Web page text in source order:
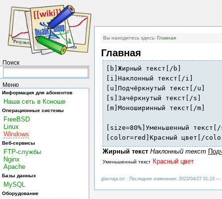
Поиск
Меню
Информация для абонентов
Наша сеть в Коноше
Операционные системы
FreeBSD
Linux
Windows
Веб-сервисы
FTP-службы
Nginx
Apache
Базы данных
MySQL
Оборудование
Вы находитесь здесь: Главная
Главная
[b]Жирный текст[/b]
[i]Наклонный текст[/i]
[u]Подчёркнутый текст[/u]
[s]Зачёркнутый текст[/s]
[m]Моноширинный текст[/m]
[size=80%]Уменьшенный
[color=red]Красный цвет[/
Жирный текст Наклонный текст
Уменьшенный текст Красный цвет
glavnaja.txt · Последние изменения: 2022/04/27 01:23 —